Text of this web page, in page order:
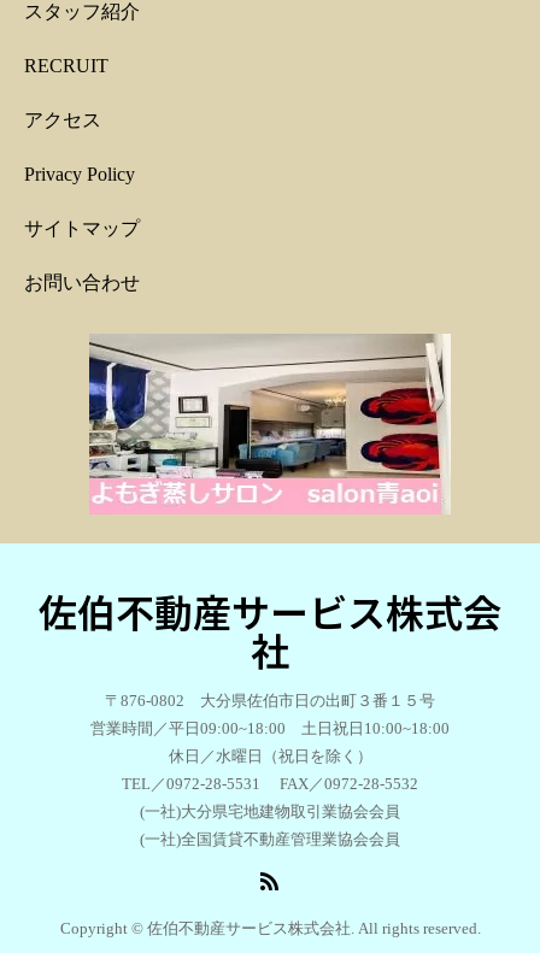
スタッフ紹介
RECRUIT
アクセス
Privacy Policy
サイトマップ
お問い合わせ
佐伯不動産サービス株式会
社
〒876-0802 大分県佐伯市日の出町３番１５号
営業時間／平日09:00~18:00 土日祝日10:00~18:00
休日／水曜日（祝日を除く）
TEL／0972-28-5531 FAX／0972-28-5532
(一社)大分県宅地建物取引業協会会員
(一社)全国賃貸不動産管理業協会会員
Copyright © 佐伯不動産サービス株式会社. All rights reserved.